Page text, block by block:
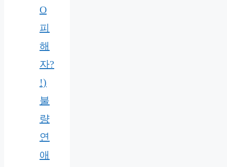
O
피
해
자?
!)
불
량
연
애